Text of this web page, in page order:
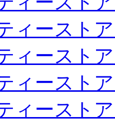
ィースト
ィースト
ィースト
ィースト